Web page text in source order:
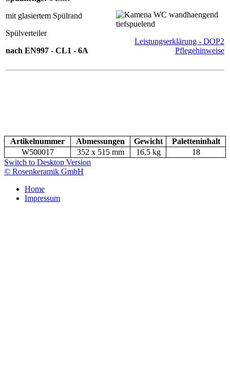
mit glasiertem Spülrand
Spülverteiler
nach EN997 - CL1 - 6A
Leistungserklärung - DOP2
Pflegehinweise
Artikelnummer Abmessungen Gewicht
Paletteninhalt
W500017
352 x 515 mm 16,5 kg
18
Switch to Desktop Version
© Rosenkeramik GmbH
Home
Impressum